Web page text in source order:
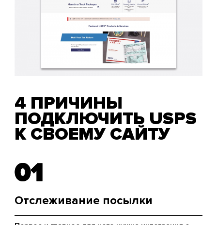
4 ПРИЧИНЫ
ПОДКЛЮЧИТЬ USPS
К СВОЕМУ САЙТУ
01
01
Отслеживание посылки